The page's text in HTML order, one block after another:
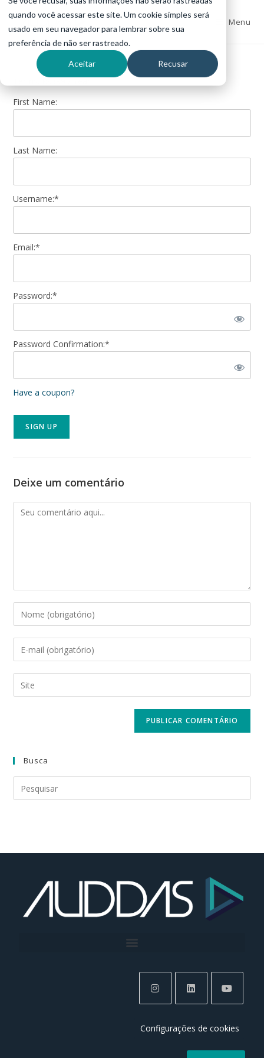
quando você acessar este site. Um cookie simples será
usado em seu navegador para lembrar sobre sua
preferência de não ser rastreado.
Aceitar Recusar
Menu
Rs399 / Year
First Name:
Last Name:
Username:*
Email:*
Password:*
Password Confirmation:*
Have a coupon?
No val
Deixe um comentário
Busca
Configurações de cookies